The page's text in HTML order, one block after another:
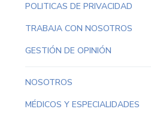
POLITICAS DE PRIVACIDAD
TRABAJA CON NOSOTROS
GESTIÓN DE OPINIÓN
NOSOTROS
MÉDICOS Y ESPECIALIDADES